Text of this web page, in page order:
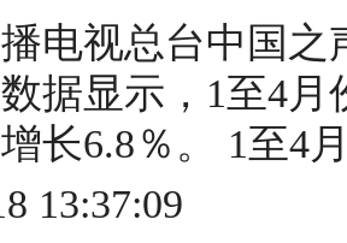
电视总台中国
据显示，1至4月
长6.8％。 1至4
13:37:09